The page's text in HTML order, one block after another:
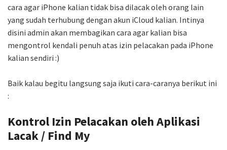
cara agar iPhone kalian tidak bisa dilacak oleh orang lain
yang sudah terhubung dengan akun iCloud kalian. Intinya
disini admin akan membagikan cara agar kalian bisa
mengontrol kendali penuh atas izin pelacakan pada iPhone
kalian sendiri :)
Baik kalau begitu langsung saja ikuti cara-caranya berikut ini
:
Kontrol Izin Pelacakan oleh Aplikasi
Lacak / Find My